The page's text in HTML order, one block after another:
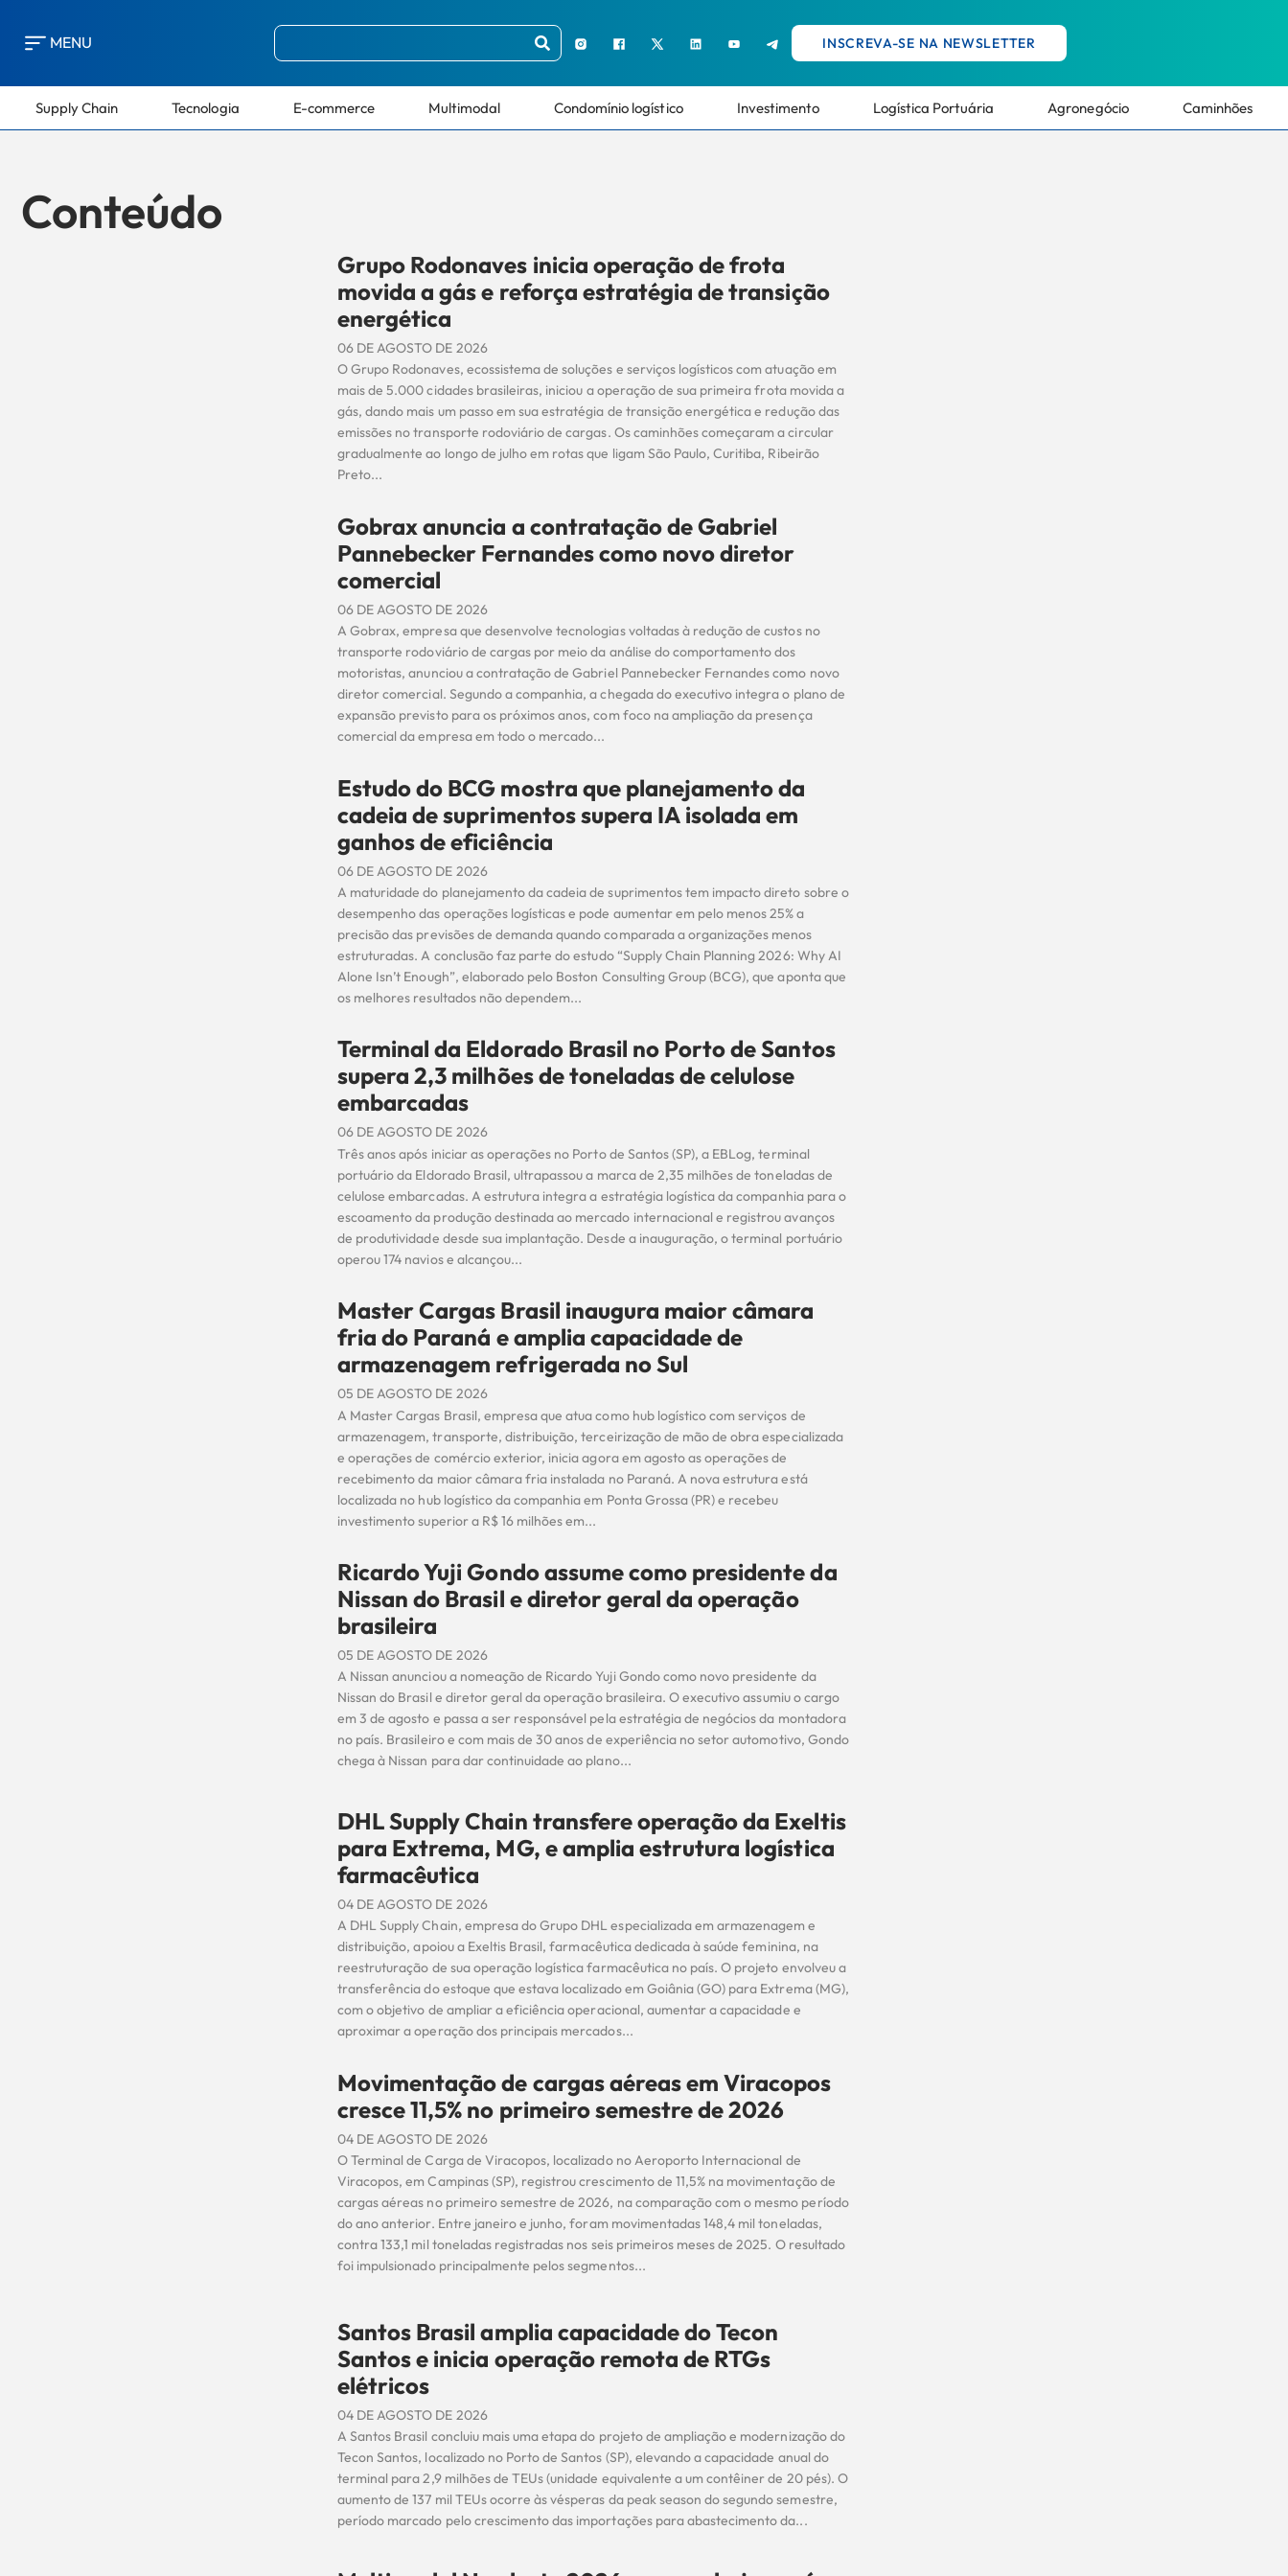
MENU INSCREVA-SE NA NEWSLETTER
Supply Chain Tecnologia E-commerce Multimodal Condomínio logístico Investimento Logística Portuária Agronegócio Caminhões
Conteúdo
Grupo Rodonaves inicia operação de frota
movida a gás e reforça estratégia de transição
energética
06 DE AGOSTO DE 2026
O Grupo Rodonaves, ecossistema de soluções e serviços logísticos com atuação em
mais de 5.000 cidades brasileiras, iniciou a operação de sua primeira frota movida a
gás, dando mais um passo em sua estratégia de transição energética e redução das
emissões no transporte rodoviário de cargas. Os caminhões começaram a circular
gradualmente ao longo de julho em rotas que ligam São Paulo, Curitiba, Ribeirão
Preto...
Gobrax anuncia a contratação de Gabriel
Pannebecker Fernandes como novo diretor
comercial
06 DE AGOSTO DE 2026
A Gobrax, empresa que desenvolve tecnologias voltadas à redução de custos no
transporte rodoviário de cargas por meio da análise do comportamento dos
motoristas, anunciou a contratação de Gabriel Pannebecker Fernandes como novo
diretor comercial. Segundo a companhia, a chegada do executivo integra o plano de
expansão previsto para os próximos anos, com foco na ampliação da presença
comercial da empresa em todo o mercado...
Estudo do BCG mostra que planejamento da
cadeia de suprimentos supera IA isolada em
ganhos de eficiência
06 DE AGOSTO DE 2026
A maturidade do planejamento da cadeia de suprimentos tem impacto direto sobre o
desempenho das operações logísticas e pode aumentar em pelo menos 25% a
precisão das previsões de demanda quando comparada a organizações menos
estruturadas. A conclusão faz parte do estudo “Supply Chain Planning 2026: Why AI
Alone Isn’t Enough”, elaborado pelo Boston Consulting Group (BCG), que aponta que
os melhores resultados não dependem...
Terminal da Eldorado Brasil no Porto de Santos
supera 2,3 milhões de toneladas de celulose
embarcadas
06 DE AGOSTO DE 2026
Três anos após iniciar as operações no Porto de Santos (SP), a EBLog, terminal
portuário da Eldorado Brasil, ultrapassou a marca de 2,35 milhões de toneladas de
celulose embarcadas. A estrutura integra a estratégia logística da companhia para o
escoamento da produção destinada ao mercado internacional e registrou avanços
de produtividade desde sua implantação. Desde a inauguração, o terminal portuário
operou 174 navios e alcançou...
Master Cargas Brasil inaugura maior câmara
fria do Paraná e amplia capacidade de
armazenagem refrigerada no Sul
05 DE AGOSTO DE 2026
A Master Cargas Brasil, empresa que atua como hub logístico com serviços de
armazenagem, transporte, distribuição, terceirização de mão de obra especializada
e operações de comércio exterior, inicia agora em agosto as operações de
recebimento da maior câmara fria instalada no Paraná. A nova estrutura está
localizada no hub logístico da companhia em Ponta Grossa (PR) e recebeu
investimento superior a R$ 16 milhões em...
Ricardo Yuji Gondo assume como presidente da
Nissan do Brasil e diretor geral da operação
brasileira
05 DE AGOSTO DE 2026
A Nissan anunciou a nomeação de Ricardo Yuji Gondo como novo presidente da
Nissan do Brasil e diretor geral da operação brasileira. O executivo assumiu o cargo
em 3 de agosto e passa a ser responsável pela estratégia de negócios da montadora
no país. Brasileiro e com mais de 30 anos de experiência no setor automotivo, Gondo
chega à Nissan para dar continuidade ao plano...
DHL Supply Chain transfere operação da Exeltis
para Extrema, MG, e amplia estrutura logística
farmacêutica
04 DE AGOSTO DE 2026
A DHL Supply Chain, empresa do Grupo DHL especializada em armazenagem e
distribuição, apoiou a Exeltis Brasil, farmacêutica dedicada à saúde feminina, na
reestruturação de sua operação logística farmacêutica no país. O projeto envolveu a
transferência do estoque que estava localizado em Goiânia (GO) para Extrema (MG),
com o objetivo de ampliar a eficiência operacional, aumentar a capacidade e
aproximar a operação dos principais mercados...
Movimentação de cargas aéreas em Viracopos
cresce 11,5% no primeiro semestre de 2026
04 DE AGOSTO DE 2026
O Terminal de Carga de Viracopos, localizado no Aeroporto Internacional de
Viracopos, em Campinas (SP), registrou crescimento de 11,5% na movimentação de
cargas aéreas no primeiro semestre de 2026, na comparação com o mesmo período
do ano anterior. Entre janeiro e junho, foram movimentadas 148,4 mil toneladas,
contra 133,1 mil toneladas registradas nos seis primeiros meses de 2025. O resultado
foi impulsionado principalmente pelos segmentos...
Santos Brasil amplia capacidade do Tecon
Santos e inicia operação remota de RTGs
elétricos
04 DE AGOSTO DE 2026
A Santos Brasil concluiu mais uma etapa do projeto de ampliação e modernização do
Tecon Santos, localizado no Porto de Santos (SP), elevando a capacidade anual do
terminal para 2,9 milhões de TEUs (unidade equivalente a um contêiner de 20 pés). O
aumento de 137 mil TEUs ocorre às vésperas da peak season do segundo semestre,
período marcado pelo crescimento das importações para abastecimento da...